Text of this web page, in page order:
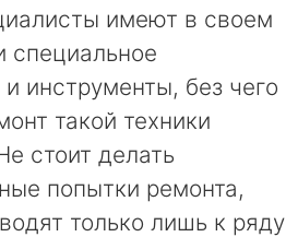
имеют в своем
специальное
инструменты, без чего
такой техники
стоит делать
попытки ремонта,
только лишь к ряду